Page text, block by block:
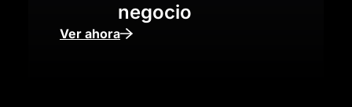
negocio
Ver ahora